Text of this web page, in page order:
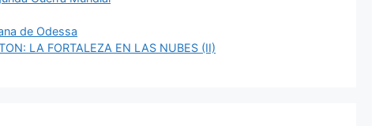
de Odessa
LA FORTALEZA EN LAS NUBES (II)